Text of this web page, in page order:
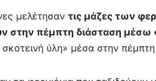
μελέτησαν τις μάζες των
στην πέμπτη διάσταση
σκοτεινή ύλη» μέσα στην